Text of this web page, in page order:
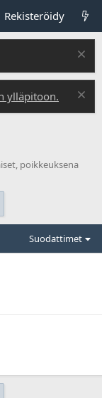
Rekisteröidy
ylläpitoon.
poikkeuksena
Suodattimet